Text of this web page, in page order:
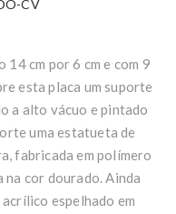
CV
cm por 6 cm e com 9
esta placa um suporte
a alto vácuo e pintado
uma estatueta de
fabricada em polímero
cor dourado. Ainda
espelhado em